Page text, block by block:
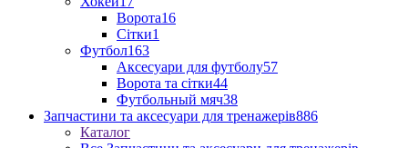
Ворота16
Сітки1
Футбол163
Аксесуари для футболу57
Ворота та сітки44
Футбольный мяч38
Запчастини та аксесуари для тренажерів886
Каталог